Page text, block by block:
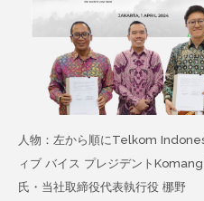
人物：左から順にTelkom
ィブ バイス プレジデント
氏・当社取締役代表執行役 梛野